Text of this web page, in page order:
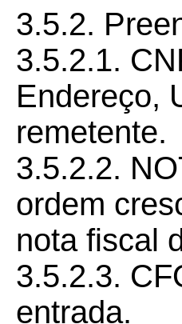
3.5.2.
3.5.2.1.
Endereço,
remetente.
3.5.2.2.
ordem
nota fiscal
3.5.2.3.
entrada.